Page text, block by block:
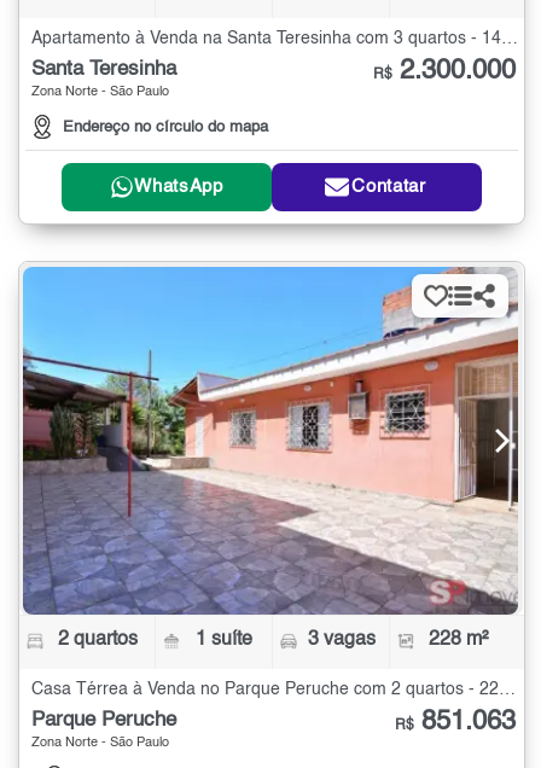
Santa Teresinha
Zona Norte - São Paulo
Endereço no círculo do mapa
R$ 2.300.000
WhatsApp Contatar
2 quartos 1 suíte 3 vagas 228 m²
Casa Térrea à Venda no Parque Peruche com 2 quartos - 228 m²
Parque Peruche
Zona Norte - São Paulo
R$ 851.063